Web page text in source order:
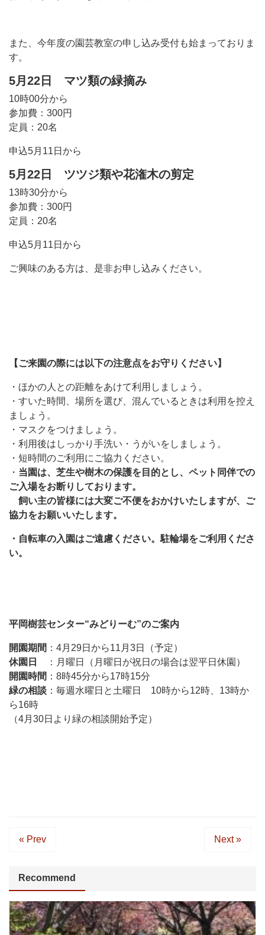
また、今年度の園芸教室の申し込み受付も始まっておりま
す。
5月22日 マツ類の緑摘み
10時00分から
参加費：300円
定員：20名
申込5月11日から
5月22日 ツツジ類や花潅木の剪定
13時30分から
参加費：300円
定員：20名
申込5月11日から
ご興味のある方は、是非お申し込みください。
【ご来園の際には以下の注意点をお守りください】
・ほかの人との距離をあけて利用しましょう。
・すいた時間、場所を選び、混んでいるときは利用を控え
ましょう。
・マスクをつけましょう。
・利用後はしっかり手洗い・うがいをしましょう。
・短時間のご利用にご協力ください。
・ 当園は、芝生や樹木の保護を目的とし、ペット同伴での
ご入場をお断りしております。
飼い主の皆様には大変ご不便をおかけいたしますが、ご
協力をお願いいたします。
・自転車の入園はご遠慮ください。駐輪場をご利用くださ
い。
平岡樹芸センター“みどりーむ”のご案内
開園期間 ：4月29日から11月3日（予定）
休園日
：月曜日（月曜日が祝日の場合は翌平日休園）
開園時間 ：8時45分から17時15分
緑の相談 ：毎週水曜日と土曜日 10時から12時、13時か
ら16時
（4月30日より緑の相談開始予定）
« Prev Next »
Recommend